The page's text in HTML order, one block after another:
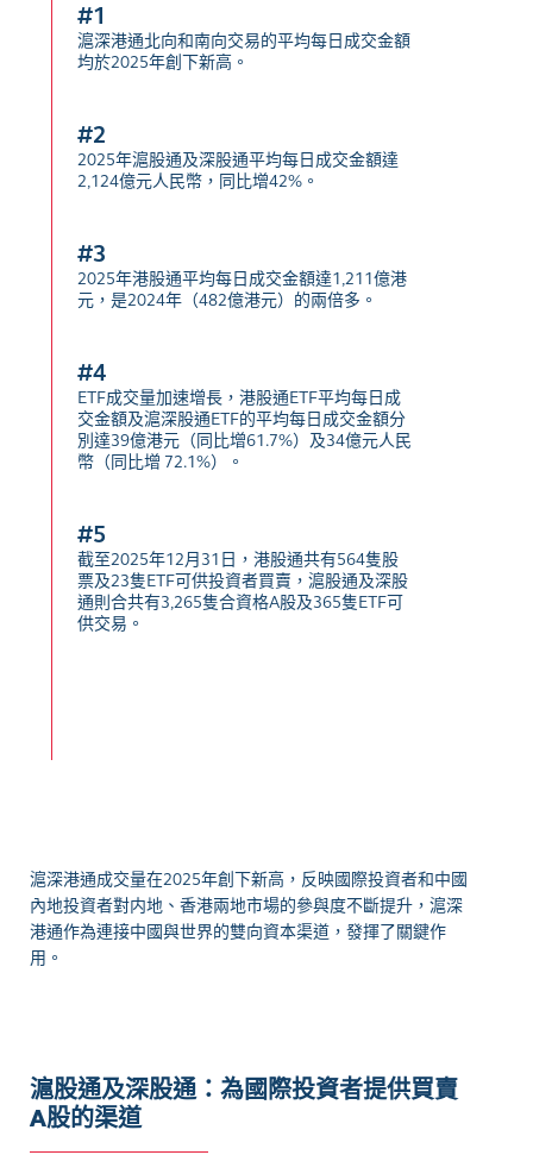
#1
滬深港通北向和南向交易的平均每日成交金額
均於2025年創下新高。
#2
2025年滬股通及深股通平均每日成交金額達
2,124億元人民幣，同比增42%。
#3
2025年港股通平均每日成交金額達1,211億港
元，是2024年（482億港元）的兩倍多。
#4
ETF成交量加速增長，港股通ETF平均每日成
交金額及滬深股通ETF的平均每日成交金額分
別達39億港元（同比增61.7%）及34億元人民
幣（同比增 72.1%）。
#5
截至2025年12月31日，港股通共有564隻股
票及23隻ETF可供投資者買賣，滬股通及深股
通則合共有3,265隻合資格A股及365隻ETF可
供交易。
滬深港通成交量在2025年創下新高，反映國際投資者和中國
內地投資者對内地、香港兩地市場的參與度不斷提升，滬深
港通作為連接中國與世界的雙向資本渠道，發揮了關鍵作
用。
滬股通及深股通：為國際投資者提供買賣
A股的渠道